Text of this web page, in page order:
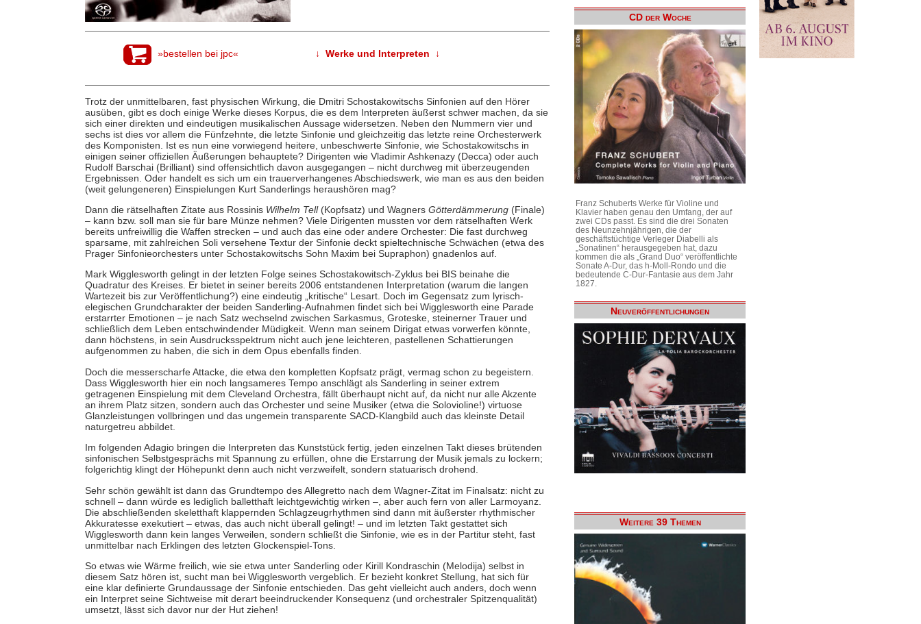
»bestellen bei jpc« ↓ Werke und Interpreten ↓
Trotz der unmittelbaren, fast physischen Wirkung, die Dmitri Schostakowitschs Sinfonien auf den Hörer
ausüben, gibt es doch einige Werke dieses Korpus, die es dem Interpreten äußerst schwer machen, da sie
sich einer direkten und eindeutigen musikalischen Aussage widersetzen. Neben den Nummern vier und
sechs ist dies vor allem die Fünfzehnte, die letzte Sinfonie und gleichzeitig das letzte reine Orchesterwerk
des Komponisten. Ist es nun eine vorwiegend heitere, unbeschwerte Sinfonie, wie Schostakowitschs in
einigen seiner offiziellen Äußerungen behauptete? Dirigenten wie Vladimir Ashkenazy (Decca) oder auch
Rudolf Barschai (Brilliant) sind offensichtlich davon ausgegangen – nicht durchweg mit überzeugenden
Ergebnissen. Oder handelt es sich um ein trauerverhangenes Abschiedswerk, wie man es aus den beiden
(weit gelungeneren) Einspielungen Kurt Sanderlings heraushören mag?
Dann die rätselhaften Zitate aus Rossinis Wilhelm Tell(Kopfsatz) und Wagners Götterdämmerung(Finale)
– kann bzw. soll man sie für bare Münze nehmen? Viele Dirigenten mussten vor dem rätselhaften Werk
bereits unfreiwillig die Waffen strecken – und auch das eine oder andere Orchester: Die fast durchweg
sparsame, mit zahlreichen Soli versehene Textur der Sinfonie deckt spieltechnische Schwächen (etwa des
Prager Sinfonieorchesters unter Schostakowitschs Sohn Maxim bei Supraphon) gnadenlos auf.
Mark Wigglesworth gelingt in der letzten Folge seines Schostakowitsch-Zyklus bei BIS beinahe die
Quadratur des Kreises. Er bietet in seiner bereits 2006 entstandenen Interpretation (warum die langen
Wartezeit bis zur Veröffentlichung?) eine eindeutig „kritische“ Lesart. Doch im Gegensatz zum lyrisch-
elegischen Grundcharakter der beiden Sanderling-Aufnahmen findet sich bei Wigglesworth eine Parade
erstarrter Emotionen – je nach Satz wechselnd zwischen Sarkasmus, Groteske, steinerner Trauer und
schließlich dem Leben entschwindender Müdigkeit. Wenn man seinem Dirigat etwas vorwerfen könnte,
dann höchstens, in sein Ausdrucksspektrum nicht auch jene leichteren, pastellenen Schattierungen
aufgenommen zu haben, die sich in dem Opus ebenfalls finden.
Doch die messerscharfe Attacke, die etwa den kompletten Kopfsatz prägt, vermag schon zu begeistern.
Dass Wigglesworth hier ein noch langsameres Tempo anschlägt als Sanderling in seiner extrem
getragenen Einspielung mit dem Cleveland Orchestra, fällt überhaupt nicht auf, da nicht nur alle Akzente
an ihrem Platz sitzen, sondern auch das Orchester und seine Musiker (etwa die Solovioline!) virtuose
Glanzleistungen vollbringen und das ungemein transparente SACD-Klangbild auch das kleinste Detail
naturgetreu abbildet.
Im folgenden Adagio bringen die Interpreten das Kunststück fertig, jeden einzelnen Takt dieses brütenden
sinfonischen Selbstgesprächs mit Spannung zu erfüllen, ohne die Erstarrung der Musik jemals zu lockern;
folgerichtig klingt der Höhepunkt denn auch nicht verzweifelt, sondern statuarisch drohend.
Sehr schön gewählt ist dann das Grundtempo des Allegretto nach dem Wagner-Zitat im Finalsatz: nicht zu
schnell – dann würde es lediglich balletthaft leichtgewichtig wirken –, aber auch fern von aller Larmoyanz.
Die abschließenden skeletthaft klappernden Schlagzeugrhythmen sind dann mit äußerster rhythmischer
Akkuratesse exekutiert – etwas, das auch nicht überall gelingt! – und im letzten Takt gestattet sich
Wigglesworth dann kein langes Verweilen, sondern schließt die Sinfonie, wie es in der Partitur steht, fast
unmittelbar nach Erklingen des letzten Glockenspiel-Tons.
So etwas wie Wärme freilich, wie sie etwa unter Sanderling oder Kirill Kondraschin (Melodija) selbst in
diesem Satz hören ist, sucht man bei Wigglesworth vergeblich. Er bezieht konkret Stellung, hat sich für
eine klar definierte Grundaussage der Sinfonie entschieden. Das geht vielleicht auch anders, doch wenn
ein Interpret seine Sichtweise mit derart beeindruckender Konsequenz (und orchestraler Spitzenqualität)
umsetzt, lässt sich davor nur der Hut ziehen!
CD der Woche
Franz Schuberts Werke für Violine und
Klavier haben genau den Umfang, der auf
zwei CDs passt. Es sind die drei Sonaten
des Neunzehnjährigen, die der
geschäftstüchtige Verleger Diabelli als
„Sonatinen“ herausgegeben hat, dazu
kommen die als „Grand Duo“ veröffentlichte
Sonate A-Dur, das h-Moll-Rondo und die
bedeutende C-Dur-Fantasie aus dem Jahr
1827.
Neuveröffentlichungen
Weitere 39 Themen